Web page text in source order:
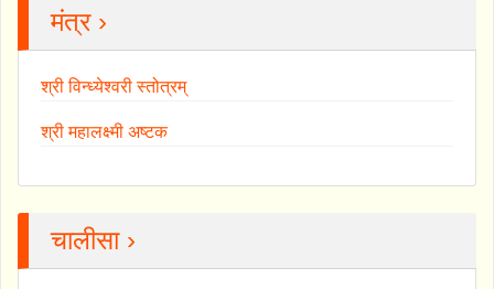
मंत्र ›
श्री विन्ध्येश्वरी स्तोत्रम्
श्री महालक्ष्मी अष्टक
चालीसा ›